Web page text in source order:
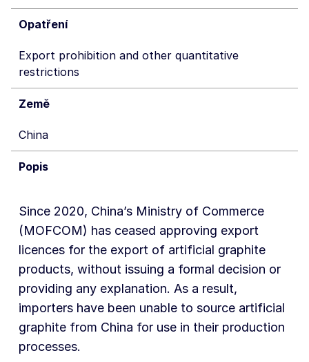
Opatření
Export prohibition and other quantitative
restrictions
Země
China
Popis
Since 2020, China’s Ministry of Commerce
(MOFCOM) has ceased approving export
licences for the export of artificial graphite
products, without issuing a formal decision or
providing any explanation. As a result,
importers have been unable to source artificial
graphite from China for use in their production
processes.